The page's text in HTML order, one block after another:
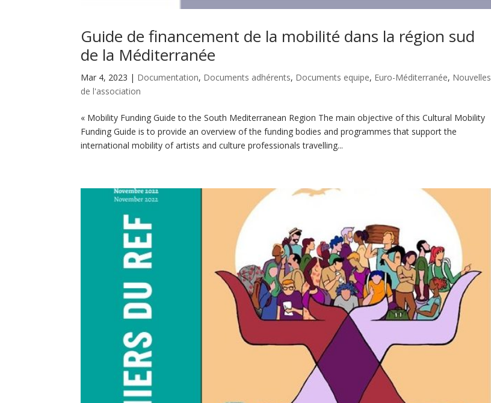
Guide de financement de la mobilité dans la région sud
de la Méditerranée
Mar 4, 2023 | Documentation, Documents adhérents, Documents equipe, Euro-Méditerranée, Nouvelles
de l'association
« Mobility Funding Guide to the South Mediterranean Region The main objective of this Cultural Mobility
Funding Guide is to provide an overview of the funding bodies and programmes that support the
international mobility of artists and culture professionals travelling...